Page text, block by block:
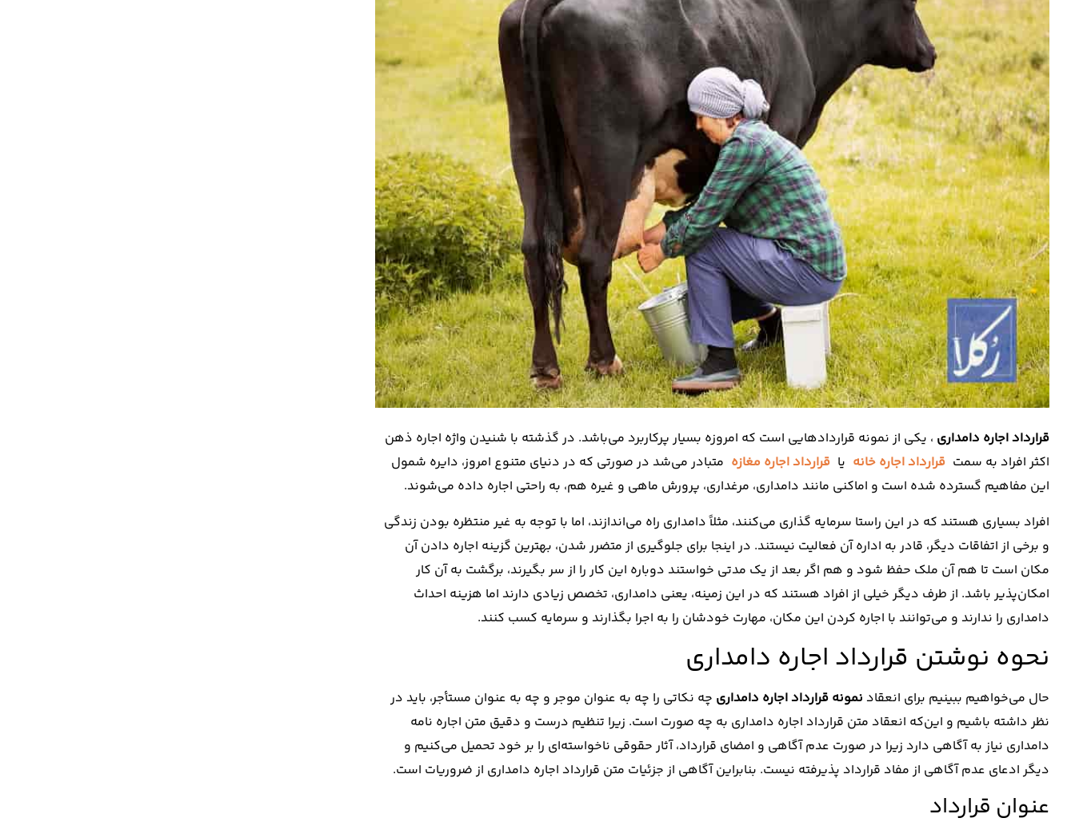
درباره
تماس
قرارداد اجاره دامداری ، یکی از نمونه قراردادهایی است که امروزه بسیار پرکاربرد می‌باشد. در گذشته با شنیدن واژه اجاره ذهن
اکثر افراد به سمت قرارداد اجاره خانه یا قرارداد اجاره مغازه متبادر می‌شد در صورتی که در دنیای متنوع امروز، دایره شمول
این مفاهیم گسترده شده است و اماکنی مانند دامداری، مرغداری، پرورش ماهی و غیره هم، به راحتی اجاره داده می‌شوند.
افراد بسیاری هستند که در این راستا سرمایه‌ گذاری می‌کنند، مثلاً دامداری راه می‌اندازند، اما با توجه به غیر منتظره بودن زندگی
و برخی از اتفاقات دیگر، قادر به اداره آن فعالیت نیستند. در اینجا برای جلوگیری از متضرر شدن، بهترین گزینه اجاره دادن آن
مکان است تا هم آن ملک حفظ شود و هم اگر بعد از یک مدتی خواستند دوباره این کار را از سر بگیرند، برگشت به آن کار
امکان‌پذیر باشد. از طرف دیگر خیلی از افراد هستند که در این زمینه، یعنی دامداری، تخصص زیادی دارند اما هزینه احداث
دامداری را ندارند و می‌توانند با اجاره کردن این مکان، مهارت خودشان را به اجرا بگذارند و سرمایه کسب کنند.
نحوه نوشتن قرارداد اجاره دامداری
حال می‌خواهیم ببینیم برای انعقاد نمونه قرارداد اجاره دامداری چه نکاتی را چه به عنوان موجر و چه به عنوان مستأجر، باید در
نظر داشته باشیم و این‌که انعقاد متن قرارداد اجاره دامداری به چه صورت است. زیرا تنظیم درست و دقیق متن اجاره نامه
دامداری نیاز به آگاهی دارد زیرا در صورت عدم آگاهی و امضای قرارداد، آثار حقوقی ناخواسته‌ای را بر خود تحمیل می‌کنیم و
دیگر ادعای عدم آگاهی از مفاد قرارداد پذیرفته نیست. بنابراین آگاهی از جزئیات متن قرارداد اجاره دامداری از ضروریات است.
عنوان قرارداد